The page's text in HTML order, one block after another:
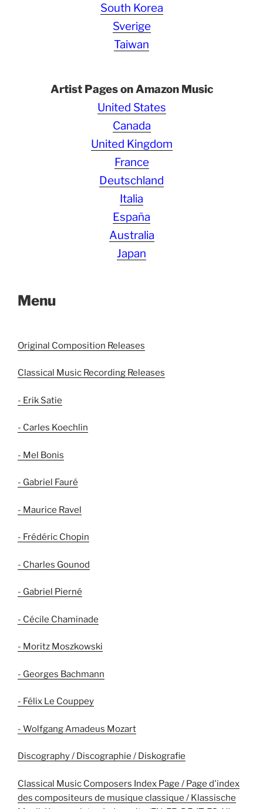
South Korea
Sverige
Taiwan
Artist Pages on Amazon Music
United States
Canada
United Kingdom
France
Deutschland
Italia
España
Australia
Japan
Menu
Original Composition Releases
Classical Music Recording Releases
- Erik Satie
- Carles Koechlin
- Mel Bonis
- Gabriel Fauré
- Maurice Ravel
- Frédéric Chopin
- Charles Gounod
- Gabriel Pierné
- Cécile Chaminade
- Moritz Moszkowski
- Georges Bachmann
- Félix Le Couppey
- Wolfgang Amadeus Mozart
Discography / Discographie / Diskografie
Classical Music Composers Index Page / Page d'index
des compositeurs de musique classique / Klassische